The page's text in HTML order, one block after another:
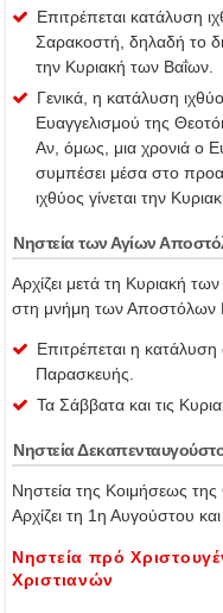
Επιτρέπεται κατάλυση
Σαρακοστή, δηλαδή το
την Κυριακή των Βαΐων.
Γενικά, η κατάλυση
Ευαγγελισμού της
Αν, όμως, μια χρονιά ο
συμπέσει μέσα στο
ιχθύος γίνεται την
Νηστεία των Αγίων
Aρχίζει μετά τη Κυριακή
στη μνήμη των Αποστόλων
Επιτρέπεται η κατάλυση
Παρασκευής.
Τα Σάββατα και τις
Νηστεία
Νηστεία της Κοιμήσεως
Αρχίζει τη 1η Αυγούστου
Νηστεία πρό
Χριστιανών